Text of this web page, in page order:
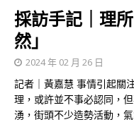
採訪手記｜理
然」
2024 年 02 月 26 日
記者｜黃嘉慧 事情引起關
理，或許並不事必認同，
湧，街頭不少造勢活動，